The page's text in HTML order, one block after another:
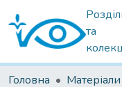
та
Головна